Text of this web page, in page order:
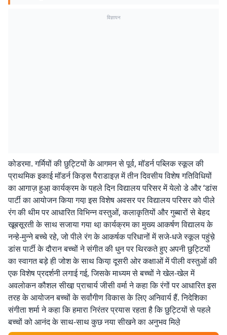
विज्ञापन
कोडरमा. गर्मियों की छुट्टियों के आगमन से पूर्व, मॉडर्न पब्लिक स्कूल की
प्राथमिक इकाई मॉडर्न किड्स पैराडाइज़ में तीन दिवसीय विशेष गतिविधियों
का आगाज़ हुआ़ कार्यक्रम के पहले दिन विद्यालय परिसर में येलो डे और ‘डांस
पार्टी का आयोजन किया गया़ इस विशेष अवसर पर विद्यालय परिसर को पीले
रंग की थीम पर आधारित विभिन्न वस्तुओं, कलाकृतियों और गुब्बारों से बेहद
खूबसूरती के साथ सजाया गया था़ कार्यक्रम का मुख्य आकर्षण विद्यालय के
नन्हे-मुन्ने बच्चे रहे, जो पीले रंग के आकर्षक परिधानों में सजे-धजे स्कूल पहुंचे़
डांस पार्टी के दौरान बच्चों ने संगीत की धुन पर थिरकते हुए अपनी छुट्टियों
का स्वागत बड़े ही जोश के साथ किया़ दूसरी ओर कक्षाओं में पीली वस्तुओं की
एक विशेष प्रदर्शनी लगाई गई, जिसके माध्यम से बच्चों ने खेल-खेल में
अवलोकन कौशल सीखा़ प्राचार्य जीसी वर्मा ने कहा कि रंगों पर आधारित इस
तरह के आयोजन बच्चों के सर्वांगीण विकास के लिए अनिवार्य हैं. निदेशिका
संगीता शर्मा ने कहा कि हमारा निरंतर प्रयास रहता है कि छुट्टियों से पहले
बच्चों को आनंद के साथ-साथ कुछ नया सीखने का अनुभव मिले़